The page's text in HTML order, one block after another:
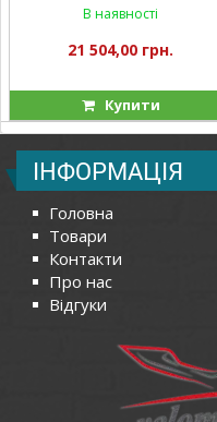
В наявності
21 504,00 грн.
Купити
ІНФОРМАЦІЯ
Головна
Товари
Контакти
Про нас
Відгуки